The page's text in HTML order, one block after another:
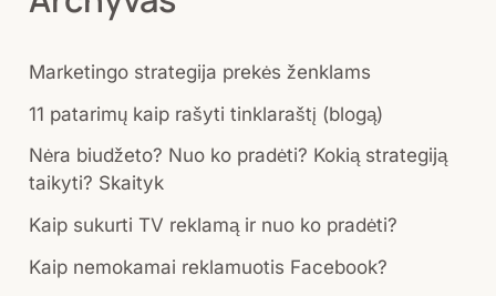
f
o
r
:
Marketingo strategija prekės ženklams
11 patarimų kaip rašyti tinklaraštį (blogą)
Nėra biudžeto? Nuo ko pradėti? Kokią strategiją
taikyti? Skaityk
Kaip sukurti TV reklamą ir nuo ko pradėti?
Kaip nemokamai reklamuotis Facebook?